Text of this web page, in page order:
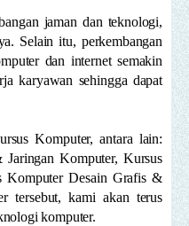
jaman dan teknologi,
Selain itu, perkembangan
dan internet semakin
karyawan sehingga dapat
Komputer, antara lain:
Komputer, Kursus
Komputer Desain Grafis &
tersebut, kami akan terus
komputer.